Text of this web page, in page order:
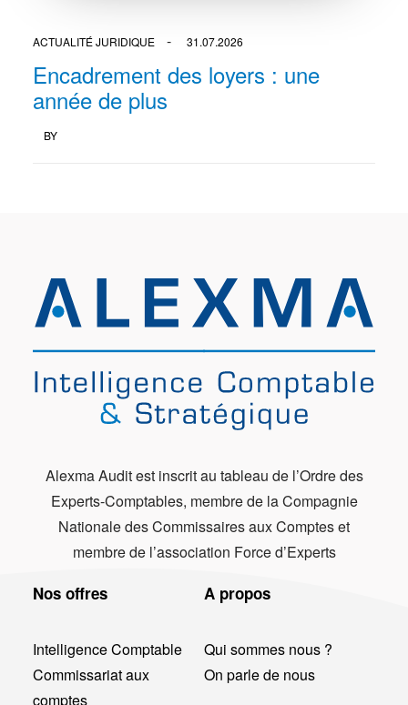
ACTUALITÉ JURIDIQUE 31.07.2026
Encadrement des loyers : une
année de plus
BY
Alexma Audit est inscrit au tableau de l’Ordre des
Experts-Comptables, membre de la Compagnie
Nationale des Commissaires aux Comptes et
membre de l’association Force d’Experts
Nos offres
Intelligence Comptable
Commissariat aux
comptes
A propos
Qui sommes nous ?
On parle de nous